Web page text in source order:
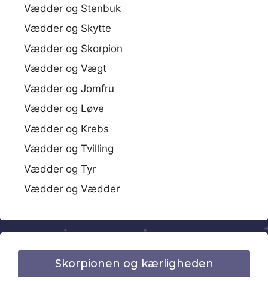
Vædder og Stenbuk
Vædder og Skytte
Vædder og Skorpion
Vædder og Vægt
Vædder og Jomfru
Vædder og Løve
Vædder og Krebs
Vædder og Tvilling
Vædder og Tyr
Vædder og Vædder
Skorpionen og kærligheden